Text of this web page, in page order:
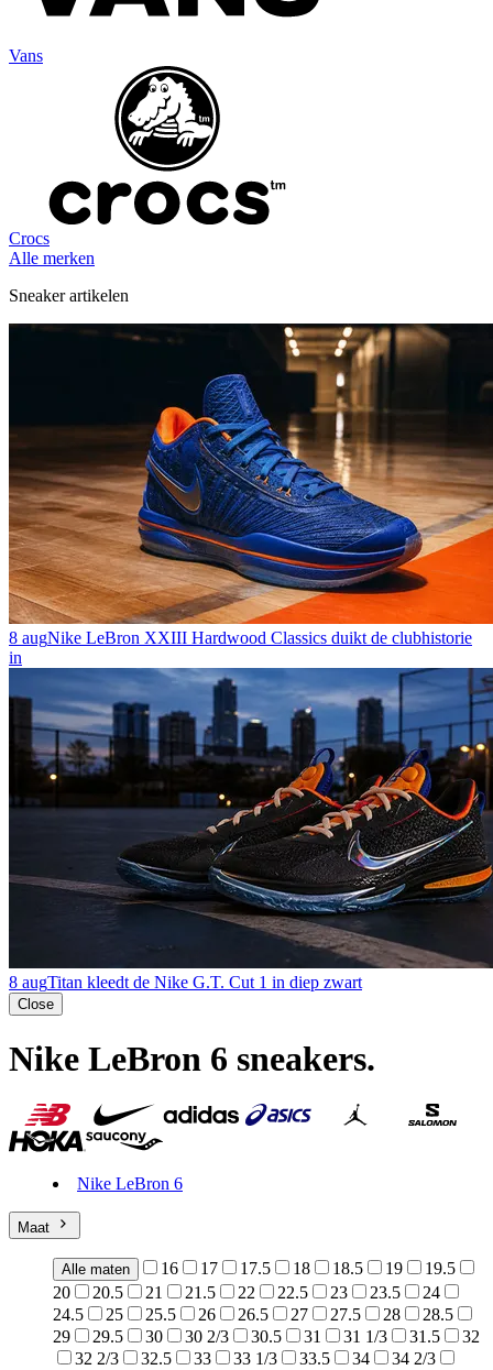
Vans
Crocs
Alle merken
Sneaker artikelen
8 augNike LeBron XXIII Hardwood Classics duikt de clubhistorie
in
8 augTitan kleedt de Nike G.T. Cut 1 in diep zwart
Close
Nike LeBron 6 sneakers.
Nike LeBron 6
Maat
Alle maten 16 17 17.5 18 18.5 19
19.5
20
20.5 21 21.5 22 22.5 23 23.5
24
24.5
25 25.5 26 26.5 27 27.5 28
28.5
29
29.5 30 30 2/3 30.5 31 31 1/3 31.5
32
32 2/3
32.5 33 33 1/3 33.5 34
34 2/3